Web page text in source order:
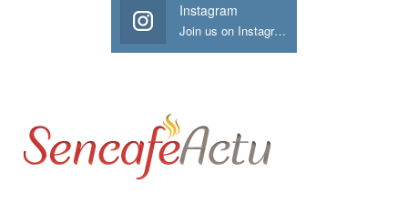
Instagram
Join us on Instagram